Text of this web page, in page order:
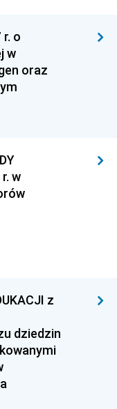
o
w
oraz
w
z
dziedzin